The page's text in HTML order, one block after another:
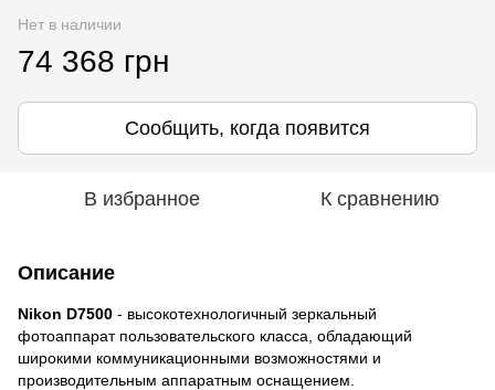
Нет в наличии
74 368 грн
Сообщить, когда появится
В избранное К сравнению
Описание
Nikon D7500 - высокотехнологичный зеркальный
фотоаппарат пользовательского класса, обладающий
широкими коммуникационными возможностями и
производительным аппаратным оснащением.